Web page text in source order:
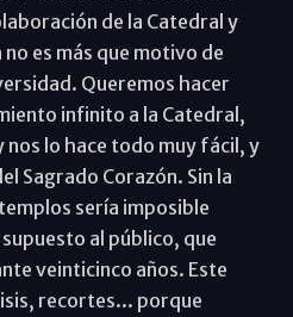
de la Catedral y
es más que motivo de
Queremos hacer
infinito a la Catedral,
nos lo hace todo muy fácil, y
Sagrado Corazón. Sin la
sería imposible
al público, que
veinticinco años. Este
recortes... porque